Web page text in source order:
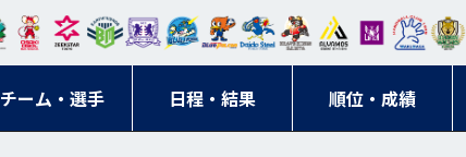
チーム・選手 日程・結果 順位・成績
東日
本レ
ガロ
オー
ソル
埼玉
クス
ター
東京
BM
ドリ
ーム
ス
寺ブ
ルー
サン
ーフ
ァル
コン
ニッ キン
ス大
阪
エゾハン